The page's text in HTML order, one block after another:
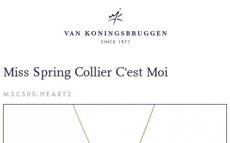
Miss Spring Collier C'est Moi
MSC500-HEART2